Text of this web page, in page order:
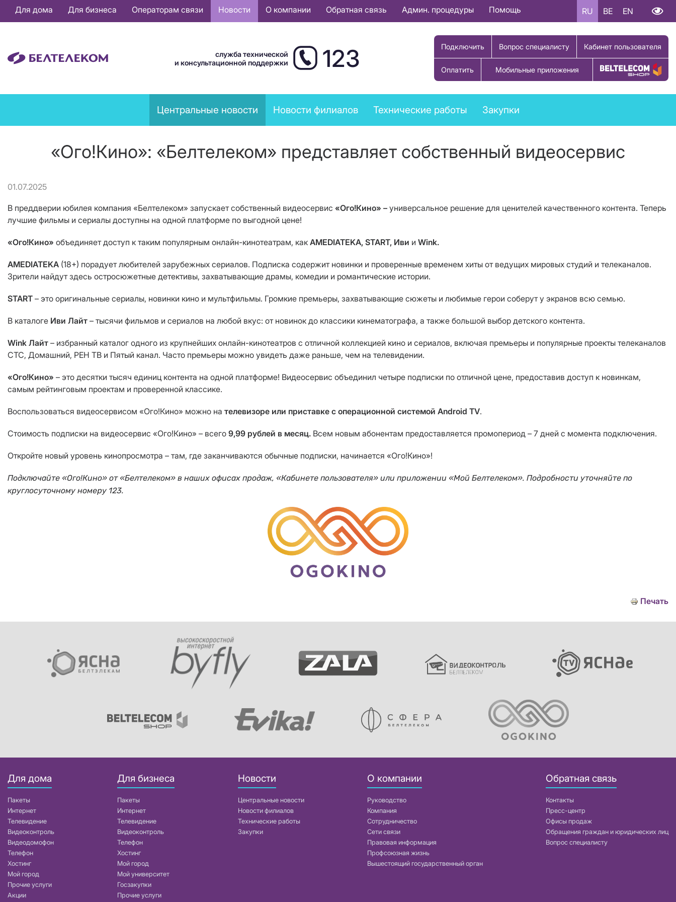
Основная
навигация
Для дома Для бизнеса Операторам связи Новости О компании Обратная связь Админ. процедуры Помощь RU BE EN
служба технической
и консультационной поддержки
123 Подключить Вопрос специалисту Кабинет пользователя
Оплатить Мобильные приложения Купить товар
News
menu
Центральные новости Новости филиалов Технические работы Закупки
«Ого!Кино»: «Белтелеком» представляет собственный видеосервис
01.07.2025
В преддверии юбилея компания «Белтелеком» запускает собственный видеосервис «Ого!Кино» – универсальное решение для ценителей качественного контента. Теперь
лучшие фильмы и сериалы доступны на одной платформе по выгодной цене!
«Ого!Кино» объединяет доступ к таким популярным онлайн-кинотеатрам, как AMEDIATEKA, START, Иви и Wink.
AMEDIATEKA (18+) порадует любителей зарубежных сериалов. Подписка содержит новинки и проверенные временем хиты от ведущих мировых студий и телеканалов.
Зрители найдут здесь остросюжетные детективы, захватывающие драмы, комедии и романтические истории.
START – это оригинальные сериалы, новинки кино и мультфильмы. Громкие премьеры, захватывающие сюжеты и любимые герои соберут у экранов всю семью.
В каталоге Иви Лайт – тысячи фильмов и сериалов на любой вкус: от новинок до классики кинематографа, а также большой выбор детского контента.
Wink Лайт – избранный каталог одного из крупнейших онлайн-кинотеатров с отличной коллекцией кино и сериалов, включая премьеры и популярные проекты телеканалов
СТС, Домашний, РЕН ТВ и Пятый канал. Часто премьеры можно увидеть даже раньше, чем на телевидении.
«Ого!Кино» – это десятки тысяч единиц контента на одной платформе! Видеосервис объединил четыре подписки по отличной цене, предоставив доступ к новинкам,
самым рейтинговым проектам и проверенной классике.
Воспользоваться видеосервисом «Ого!Кино» можно на телевизоре или приставке с операционной системой Android TV.
Стоимость подписки на видеосервис «Ого!Кино» – всего 9,99 рублей в месяц. Всем новым абонентам предоставляется промопериод – 7 дней с момента подключения.
Откройте новый уровень кинопросмотра – там, где заканчиваются обычные подписки, начинается «Ого!Кино»!
Подключайте «Ого!Кино» от «Белтелеком» в наших офисах продаж, «Кабинете пользователя» или приложении «Мой Белтелеком». Подробности уточняйте по
круглосуточному номеру 123.
Печать
Для дома
Пакеты
Интернет
Телевидение
Видеоконтроль
Видеодомофон
Телефон
Хостинг
Мой город
Прочие услуги
Акции
Для бизнеса
Пакеты
Интернет
Телевидение
Видеоконтроль
Телефон
Хостинг
Мой город
Мой университет
Госзакупки
Прочие услуги
Новости
Центральные новости
Новости филиалов
Технические работы
Закупки
О компании
Руководство
Компания
Сотрудничество
Сети связи
Правовая информация
Профсоюзная жизнь
Вышестоящий государственный орган
Обратная связь
Контакты
Пресс-центр
Офисы продаж
Обращения граждан и юридических лиц
Вопрос специалисту